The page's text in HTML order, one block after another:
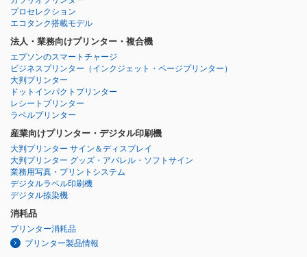
プロセレクション
エコタンク搭載モデル
法人・業務向けプリンター・複合機
エプソンのスマートチャージ
ビジネスプリンター （インクジェット・ページプリンター）
大判プリンター
ドットインパクトプリンター
レシートプリンター
ラベルプリンター
産業向けプリンター・デジタル印刷機
大判プリンター サイン＆ディスプレイ
大判プリンター グッズ・アパレル・ソフトサイン
業務用写真・プリントシステム
デジタルラベル印刷機
デジタル捺染機
消耗品
プリンター消耗品
プリンター製品情報